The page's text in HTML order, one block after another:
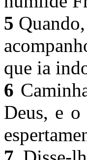
5
que ia
6
Deus, e o